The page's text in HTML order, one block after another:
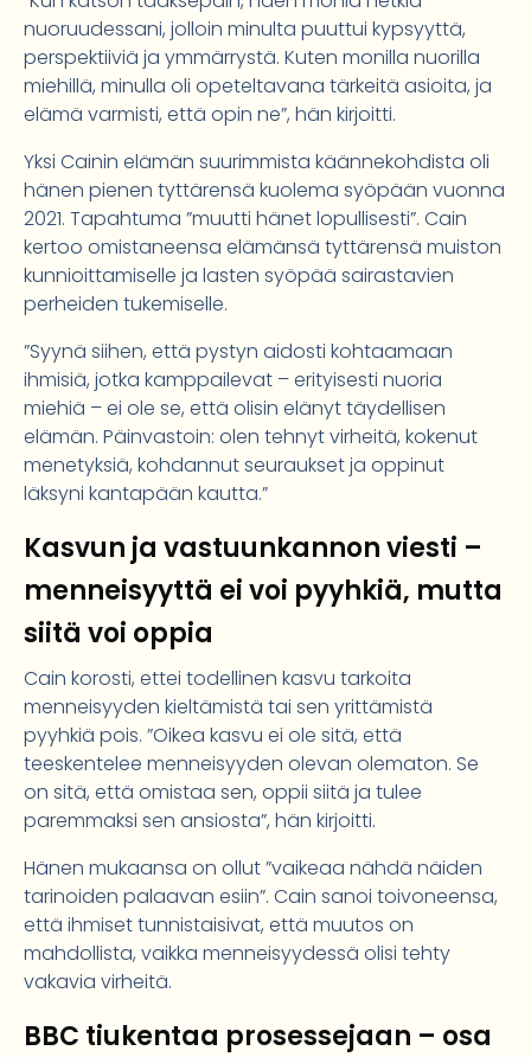
nuoruudessani, jolloin minulta puuttui kypsyyttä,
perspektiiviä ja ymmärrystä. Kuten monilla nuorilla
miehillä, minulla oli opeteltavana tärkeitä asioita, ja
elämä varmisti, että opin ne”, hän kirjoitti.
Yksi Cainin elämän suurimmista käännekohdista oli
hänen pienen tyttärensä kuolema syöpään vuonna
2021. Tapahtuma ”muutti hänet lopullisesti”. Cain
kertoo omistaneensa elämänsä tyttärensä muiston
kunnioittamiselle ja lasten syöpää sairastavien
perheiden tukemiselle.
”Syynä siihen, että pystyn aidosti kohtaamaan
ihmisiä, jotka kamppailevat – erityisesti nuoria
miehiä – ei ole se, että olisin elänyt täydellisen
elämän. Päinvastoin: olen tehnyt virheitä, kokenut
menetyksiä, kohdannut seuraukset ja oppinut
läksyni kantapään kautta.”
Kasvun ja vastuunkannon viesti –
menneisyyttä ei voi pyyhkiä, mutta
siitä voi oppia
Cain korosti, ettei todellinen kasvu tarkoita
menneisyyden kieltämistä tai sen yrittämistä
pyyhkiä pois. ”Oikea kasvu ei ole sitä, että
teeskentelee menneisyyden olevan olematon. Se
on sitä, että omistaa sen, oppii siitä ja tulee
paremmaksi sen ansiosta”, hän kirjoitti.
Hänen mukaansa on ollut ”vaikeaa nähdä näiden
tarinoiden palaavan esiin”. Cain sanoi toivoneensa,
että ihmiset tunnistaisivat, että muutos on
mahdollista, vaikka menneisyydessä olisi tehty
vakavia virheitä.
BBC tiukentaa prosessejaan – osa